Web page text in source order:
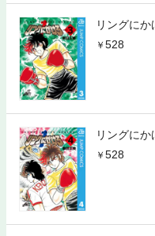
リングにか
528
リングにか
528